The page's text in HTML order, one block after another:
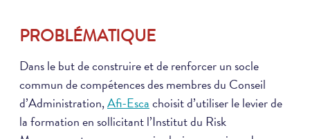
PROBLÉMATIQUE
Dans le but de construire et de renforcer un socle
commun de compétences des membres du Conseil
d’Administration,Afi-Escachoisit d’utiliser le levier de
la formation en sollicitant l’Institut du Risk